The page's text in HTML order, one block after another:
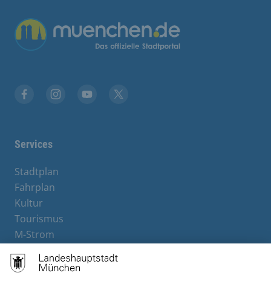
Übergreifende Links
Services
Stadtplan
Fahrplan
Kultur
Tourismus
M-Strom
Hotels